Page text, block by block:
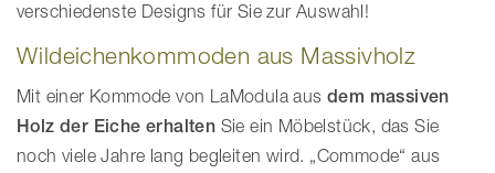
verschiedenste Designs für Sie zur Auswahl!
Wildeichenkommoden aus Massivholz
Mit einer Kommode von LaModula aus dem massiven
Holz der Eiche erhalten Sie ein Möbelstück, das Sie
noch viele Jahre lang begleiten wird. „Commode“ aus